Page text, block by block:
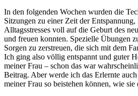
In den folgenden Wochen wurden die
Sitzungen zu einer Zeit der
Alltagsstresses voll auf die Geburt des
und freuen konnten. Spezielle Übungen
Sorgen zu zerstreuen, die sich mit dem
Ich ging also völlig entspannt und guter
meiner Frau – schon das war
Beitrag. Aber werde ich das Erlernte
meiner Frau so beistehen können, wie sie